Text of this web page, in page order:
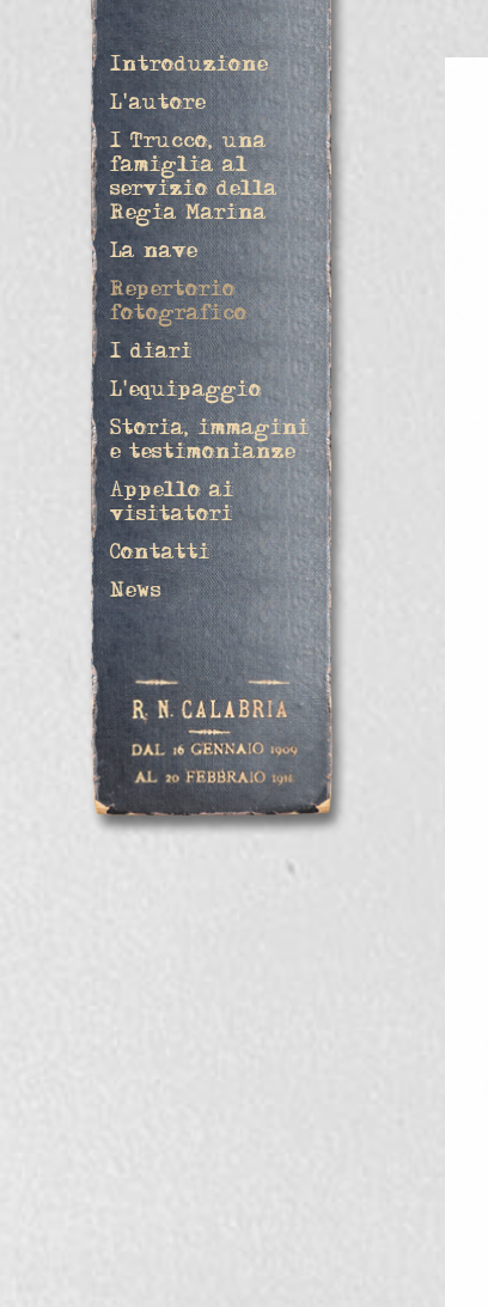
Introduzione
L'autore
I Trucco, una
famiglia al
servizio della
Regia Marina
La nave
Repertorio
fotografico
I diari
L'equipaggio
Storia, immagini
e testimonianze
Appello ai
visitatori
Contatti
News